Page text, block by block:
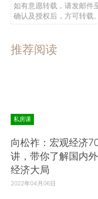
如有意愿转载，请发邮件
确认及授权后，方可转载。
推荐阅读
私房课
向松祚：宏观经济
讲，带你了解国内外
经济大局
2022年04月06日